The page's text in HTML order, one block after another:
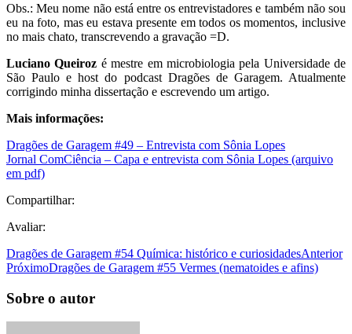
Obs.: Meu nome não está entre os entrevistadores e também não sou
eu na foto, mas eu estava presente em todos os momentos, inclusive
no mais chato, transcrevendo a gravação =D.
Luciano Queiroz é mestre em microbiologia pela Universidade de
São Paulo e host do podcast Dragões de Garagem. Atualmente
corrigindo minha dissertação e escrevendo um artigo.
Mais informações:
Dragões de Garagem #49 – Entrevista com Sônia Lopes
Jornal ComCiência – Capa e entrevista com Sônia Lopes (arquivo
em pdf)
Compartilhar:
Avaliar:
Dragões de Garagem #54 Química: histórico e curiosidadesAnterior
PróximoDragões de Garagem #55 Vermes (nematoides e afins)
Sobre o autor